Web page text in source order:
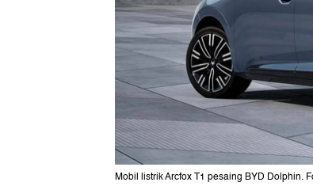
Mobil listrik Arcfox T1 pesaing BYD Dolphin.